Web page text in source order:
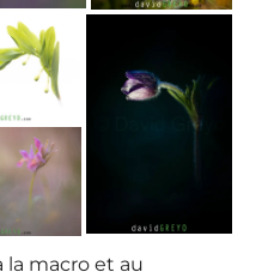
la macro et au